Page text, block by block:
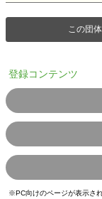
この団
登録コンテンツ
※PC向けのページが表示され